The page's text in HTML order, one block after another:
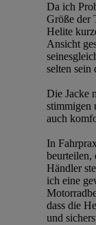
Da ich
Größe der
Helite
Ansicht
selten sein
Die Jacke
stimmigen
auch
In
beurteilen,
Händler
ich eine
dass die
und